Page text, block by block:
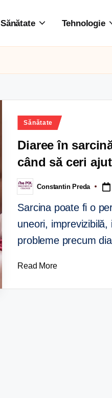
Sănătate Tehnologie
Sănătate
Diaree în
când să ceri
Constantin Preda
Sarcina poate fi o
uneori,
probleme precum
Read More